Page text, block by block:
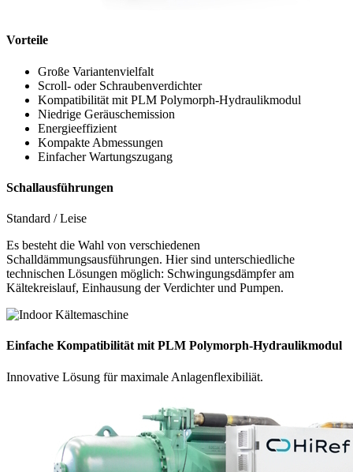
Vorteile
Große Variantenvielfalt
Scroll- oder Schraubenverdichter
Kompatibilität mit PLM Polymorph-Hydraulikmodul
Niedrige Geräuschemission
Energieeffizient
Kompakte Abmessungen
Einfacher Wartungszugang
Schallausführungen
Standard / Leise
Es besteht die Wahl von verschiedenen
Schalldämmungsausführungen. Hier sind unterschiedliche
technischen Lösungen möglich: Schwingungsdämpfer am
Kältekreislauf, Einhausung der Verdichter und Pumpen.
Einfache Kompatibilität mit PLM Polymorph-Hydraulikmodul
Innovative Lösung für maximale Anlagenflexibiliät.